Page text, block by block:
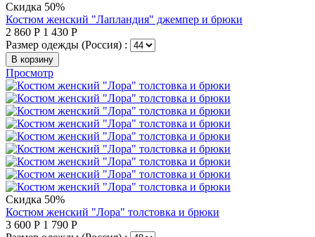
Скидка 50%
Костюм женский "Лапландия" джемпер и брюки
2 860 Р 1 430 Р
Размер одежды (Россия) :
В корзину
Просмотр
Скидка 50%
Костюм женский "Лора" толстовка и брюки
3 600 Р 1 790 Р